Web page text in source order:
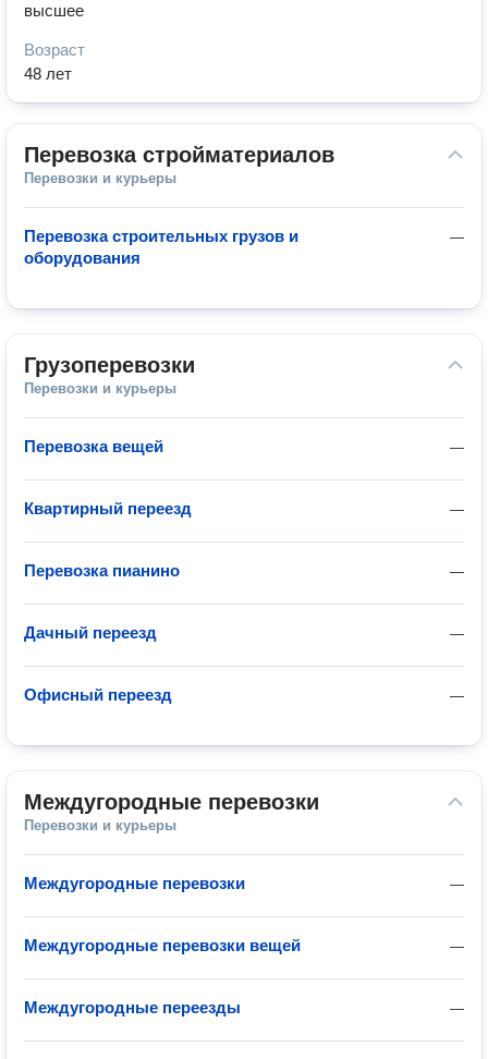
высшее
Возраст
48 лет
Перевозка стройматериалов
Перевозки и курьеры
—
Перевозка строительных грузов и
оборудования
Грузоперевозки
Перевозки и курьеры
—
Перевозка вещей
—
Квартирный переезд
—
Перевозка пианино
—
Дачный переезд
—
Офисный переезд
Междугородные перевозки
Перевозки и курьеры
—
Междугородные перевозки
—
Междугородные перевозки вещей
—
Междугородные переезды